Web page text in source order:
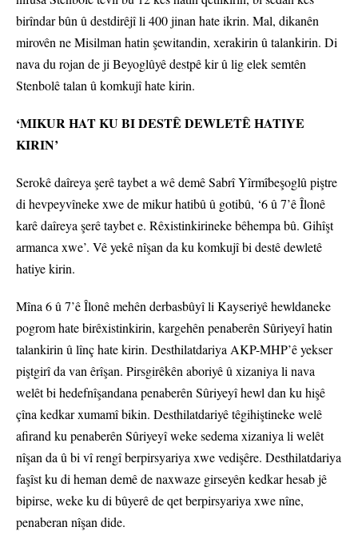
birîndar bûn û destdirêjî li 400 jinan hate ikrin. Mal, dikanên
mirovên ne Misilman hatin şewitandin, xerakirin û talankirin. Di
nava du rojan de ji Beyoglûyê destpê kir û lig elek semtên
Stenbolê talan û komkujî hate kirin.
‘MIKUR HAT KU BI DESTÊ DEWLETÊ HATIYE
KIRIN’
Serokê daîreya şerê taybet a wê demê Sabrî Yîrmîbeşoglû piştre
di hevpeyvîneke xwe de mikur hatibû û gotibû, ‘6 û 7’ê Îlonê
karê daîreya şerê taybet e. Rêxistinkirineke bêhempa bû. Gihîşt
armanca xwe’. Vê yekê nîşan da ku komkujî bi destê dewletê
hatiye kirin.
Mîna 6 û 7’ê Îlonê mehên derbasbûyî li Kayseriyê hewldaneke
pogrom hate birêxistinkirin, kargehên penaberên Sûriyeyî hatin
talankirin û lînç hate kirin. Desthilatdariya AKP-MHP’ê yekser
piştgirî da van êrîşan. Pirsgirêkên aboriyê û xizaniya li nava
welêt bi hedefnîşandana penaberên Sûriyeyî hewl dan ku hişê
çîna kedkar xumamî bikin. Desthilatdariyê têgihiştineke welê
afirand ku penaberên Sûriyeyî weke sedema xizaniya li welêt
nîşan da û bi vî rengî berpirsyariya xwe vedişêre. Desthilatdariya
faşîst ku di heman demê de naxwaze girseyên kedkar hesab jê
bipirse, weke ku di bûyerê de qet berpirsyariya xwe nîne,
penaberan nîşan dide.